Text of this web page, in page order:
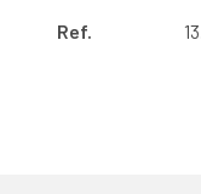
Ref.